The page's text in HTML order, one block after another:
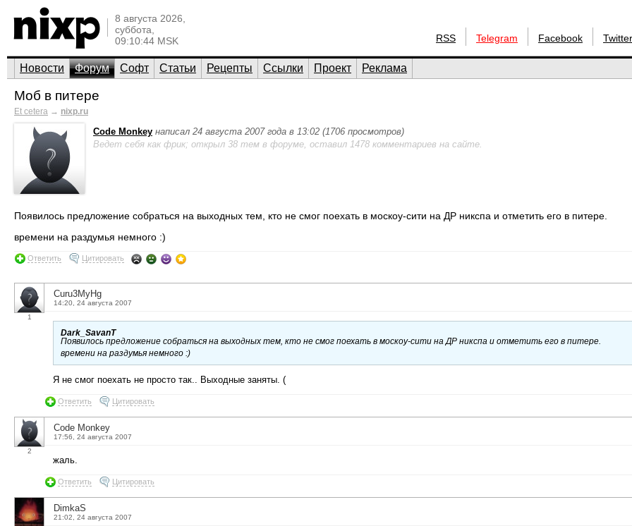
8 августа 2026,
суббота,
09:10:44 MSK
RSS Telegram Facebook Twitter
Новости Форум Софт Статьи Рецепты Ссылки Проект Реклама
Моб в питере
Et cetera → nixp.ru
Code Monkey написал 24 августа 2007 года в 13:02 (1706 просмотров)
Ведет себя как фрик; открыл 38 тем в форуме, оставил 1478 комментариев на сайте.
Появилось предложение собраться на выходных тем, кто не смог поехать в москоу-сити на ДР никспа и отметить его в питере.
времени на раздумья немного :)
Ответить Цитировать
1
Curu3MyHg
14:20, 24 августа 2007
Dark_SavanT
Появилось предложение собраться на выходных тем, кто не смог поехать в москоу-сити на ДР никспа и отметить его в питере.
времени на раздумья немного :)
Я не смог поехать не просто так.. Выходные заняты. (
Ответить Цитировать
2
Code Monkey
17:56, 24 августа 2007
жаль.
Ответить Цитировать
DimkaS
21:02, 24 августа 2007